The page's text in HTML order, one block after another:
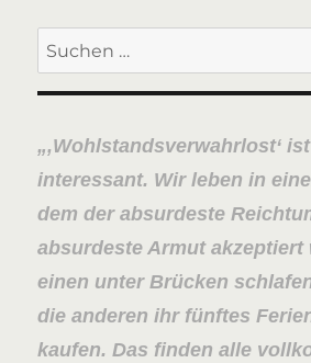
Suchen
nach:
‚Wohlstandsverwahrlost‘
interessant. Wir leben in
dem der absurdeste
absurdeste Armut akzeptiert
einen unter Brücken
die anderen ihr fünftes
kaufen. Das finden alle